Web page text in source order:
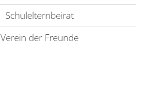
Schulelternbeirat
Verein der Freunde